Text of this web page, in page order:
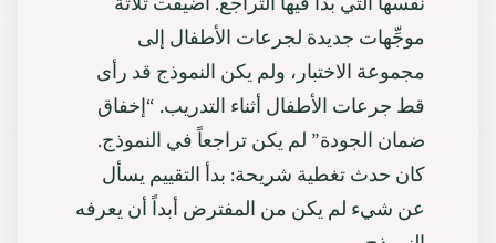
موجِّهات جديدة لجرعات الأطفال إلى
مجموعة الاختبار، ولم يكن النموذج قد رأى
قط جرعات الأطفال أثناء التدريب. “إخفاق
ضمان الجودة” لم يكن تراجعاً في النموذج.
كان حدث تغطية شريحة: بدأ التقييم يسأل
عن شيء لم يكن من المفترض أبداً أن يعرفه